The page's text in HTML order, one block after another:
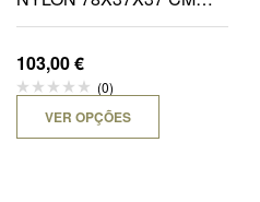
C/RODAS
103,00€
(0)
VER OPÇÕES